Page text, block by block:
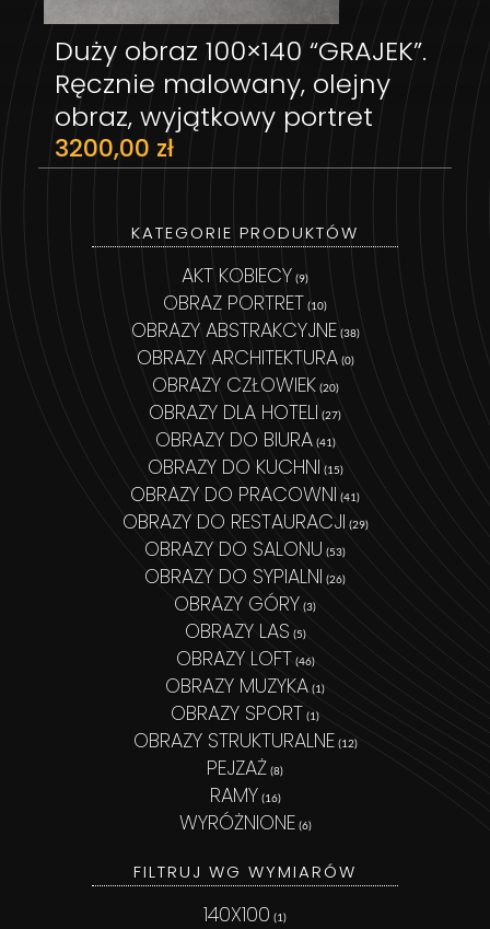
Duży obraz 100×140 “GRAJEK”.
Ręcznie malowany, olejny
obraz, wyjątkowy portret
3200,00 zł
DODAJ DO KOSZYKA
KATEGORIE PRODUKTÓW
AKT KOBIECY (9)
OBRAZ PORTRET (10)
OBRAZY ABSTRAKCYJNE (38)
OBRAZY ARCHITEKTURA (0)
OBRAZY CZŁOWIEK (20)
OBRAZY DLA HOTELI (27)
OBRAZY DO BIURA (41)
OBRAZY DO KUCHNI (15)
OBRAZY DO PRACOWNI (41)
OBRAZY DO RESTAURACJI (29)
OBRAZY DO SALONU (53)
OBRAZY DO SYPIALNI (26)
OBRAZY GÓRY (3)
OBRAZY LAS (5)
OBRAZY LOFT (46)
OBRAZY MUZYKA (1)
OBRAZY SPORT (1)
OBRAZY STRUKTURALNE (12)
PEJZAŻ (8)
RAMY (16)
WYRÓŻNIONE (6)
FILTRUJ WG WYMIARÓW
140X100 (1)